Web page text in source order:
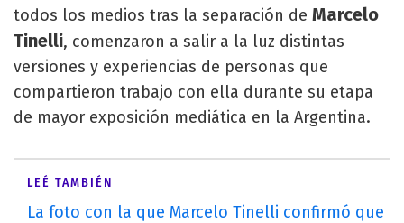
todos los medios tras la separación de Marcelo
Tinelli, comenzaron a salir a la luz distintas
versiones y experiencias de personas que
compartieron trabajo con ella durante su etapa
de mayor exposición mediática en la Argentina.
LEÉ TAMBIÉN
La foto con la que Marcelo Tinelli confirmó que